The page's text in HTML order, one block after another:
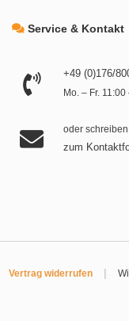
Service & Kontakt
+49 (0)176/
Mo. – Fr.
oder
zum
Vertrag widerrufen |